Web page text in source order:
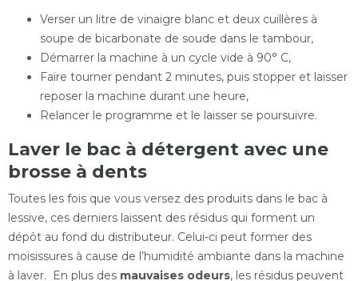
Verser un litre de vinaigre blanc et deux cuillères à
soupe de bicarbonate de soude dans le tambour,
Démarrer la machine à un cycle vide à 90° C,
Faire tourner pendant 2 minutes, puis stopper et laisser
reposer la machine durant une heure,
Relancer le programme et le laisser se poursuivre.
Laver le bac à détergent avec une
brosse à dents
Toutes les fois que vous versez des produits dans le bac à
lessive, ces derniers laissent des résidus qui forment un
dépôt au fond du distributeur. Celui-ci peut former des
moisissures à cause de l’humidité ambiante dans la machine
à laver. En plus des mauvaises odeurs, les résidus peuvent